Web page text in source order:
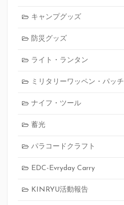
キャンプグッズ
防災グッズ
ライト・ランタン
ミリタリーワッペン・パッチ
ナイフ・ツール
蓄光
パラコードクラフト
EDC-Evryday Carry
KINRYU活動報告